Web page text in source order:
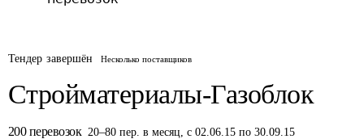
Тендер завершён Несколько поставщиков
Стройматериалы-Газоблок
200 перевозок 20–80 пер. в месяц,с 02.06.15 по 30.09.15